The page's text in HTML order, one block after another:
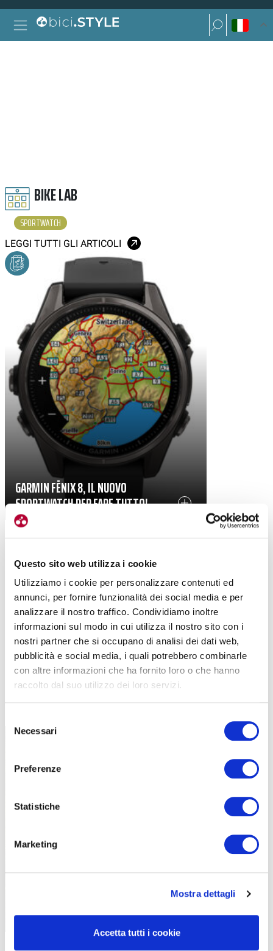
Questo sito web utilizza i cookie
Utilizziamo i cookie per personalizzare contenuti ed
annunci, per fornire funzionalità dei social media e per
analizzare il nostro traffico. Condividiamo inoltre
informazioni sul modo in cui utilizza il nostro sito con i
nostri partner che si occupano di analisi dei dati web,
pubblicità e social media, i quali potrebbero combinarle
con altre informazioni che ha fornito loro o che hanno
raccolto dal suo utilizzo dei loro servizi.
delNecessari
Preferenze
Statistiche
Marketing
Mostra dettagli
Accetta tutti i cookie
Vai al contenuto
Navigazione principale
Ricerca per:
Ricerca per:
BIKE LAB
SPORTWATCH
LEGGI TUTTI GLI ARTICOLI
GARMIN FĒNIX 8, IL NUOVO
SPORTWATCH PER FARE TUTTO!
TUTTE LE CATEGORIE DEL MAGAZINE